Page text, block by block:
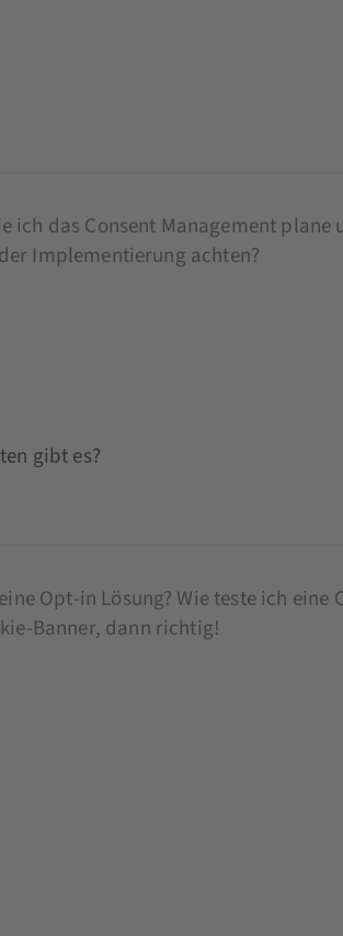
ich das Consent Management
Implementierung achten?
gibt es?
Opt-in Lösung? Wie teste ich eine
Banner, dann richtig!